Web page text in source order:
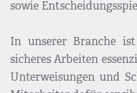
sowie
In unserer Branche ist
sicheres Arbeiten
Unterweisungen und